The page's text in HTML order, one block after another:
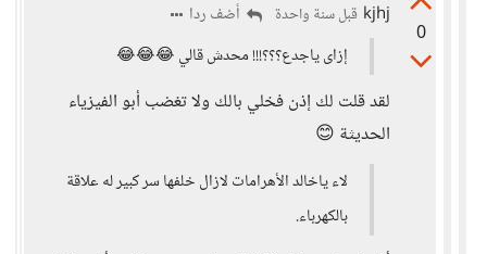
0
kjhj قبل سنة واحدة
أضف ردا
إزاى ياجدع؟؟؟!!! محدش قالي 😂😂😂
لقد قلت لك إذن فخلي بالك ولا تغضب أبو الفيزياء
الحديثة 😊
لاء ياخالد الأهرامات لازال خلفها سر كبير له علاقة
بالكهرباء.